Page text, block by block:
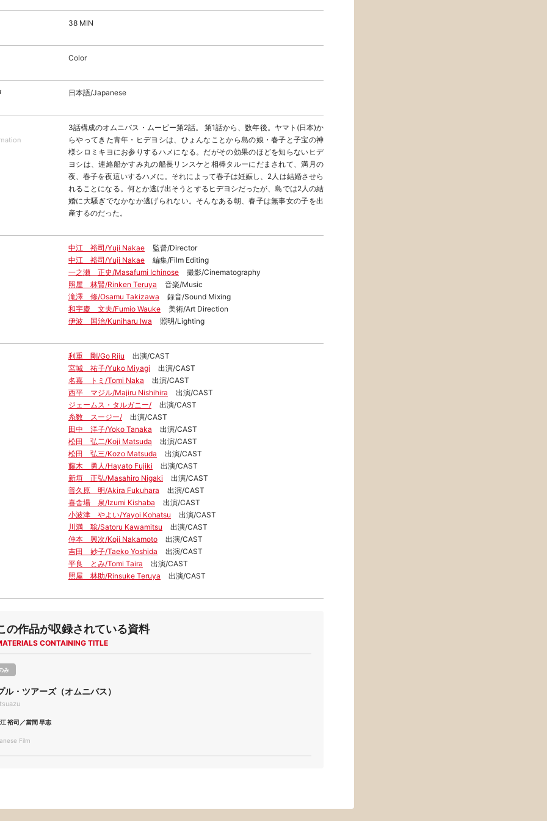
38 MIN
Color
日本語/Japanese
3話構成のオムニバス・ムービー第2話。 第1話から、数年後。ヤマト(日本)か
らやってきた青年・ヒデヨシは、ひょんなことから島の娘・春子と子宝の神
様シロミキヨにお参りするハメになる。だがその効果のほどを知らないヒデ
ヨシは、連絡船かすみ丸の船長リンスケと相棒タルーにだまされて、満月の
夜、春子を夜這いするハメに。それによって春子は妊娠し、2人は結婚させら
れることになる。何とか逃げ出そうとするヒデヨシだったが、島では2人の結
婚に大騒ぎでなかなか逃げられない。そんなある朝、春子は無事女の子を出
産するのだった。
中江 裕司/Yuji Nakae
監督/Director
中江 裕司/Yuji Nakae
編集/Film Editing
一之瀬 正史/Masafumi Ichinose
撮影/Cinematography
照屋 林賢/Rinken Teruya
音楽/Music
滝澤 修/Osamu Takizawa
録音/Sound Mixing
和宇慶 文夫/Fumio Wauke
美術/Art Direction
伊波 国治/Kuniharu Iwa
照明/Lighting
利重 剛/Go Riju
出演/CAST
宮城 祐子/Yuko Miyagi
出演/CAST
名嘉 トミ/Tomi Naka
出演/CAST
西平 マジル/Majiru Nishihira
出演/CAST
ジェームス・タルガニー/
出演/CAST
糸数 スージー/
出演/CAST
田中 洋子/Yoko Tanaka
出演/CAST
松田 弘二/Koji Matsuda
出演/CAST
松田 弘三/Kozo Matsuda
出演/CAST
藤木 勇人/Hayato Fujiki
出演/CAST
新垣 正弘/Masahiro Nigaki
出演/CAST
普久原 明/Akira Fukuhara
出演/CAST
喜舎場 泉/Izumi Kishaba
出演/CAST
小波津 やよい/Yayoi Kohatsu
出演/CAST
川満 聡/Satoru Kawamitsu
出演/CAST
仲本 興次/Koji Nakamoto
出演/CAST
吉田 妙子/Taeko Yoshida
出演/CAST
平良 とみ/Tomi Taira
出演/CAST
照屋 林助/Rinsuke Teruya
出演/CAST
の作品が収録されている資料
CONTAINING TITLE
み
ル・ツアーズ（オムニバス）
裕司／當間 早志
Film